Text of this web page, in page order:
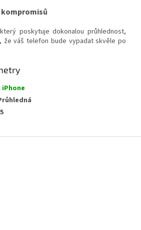
poskytuje dokonalou průhlednost,
váš telefon bude vypadat skvěle po
iPhone